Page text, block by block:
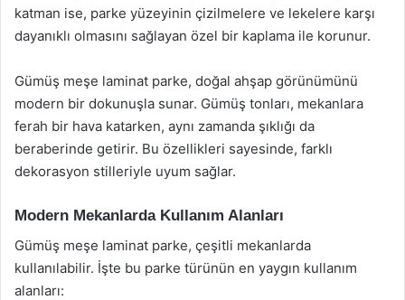
katman ise, parke yüzeyinin çizilmelere ve lekelere karşı
dayanıklı olmasını sağlayan özel bir kaplama ile korunur.
Gümüş meşe laminat parke, doğal ahşap görünümünü
modern bir dokunuşla sunar. Gümüş tonları, mekanlara
ferah bir hava katarken, aynı zamanda şıklığı da
beraberinde getirir. Bu özellikleri sayesinde, farklı
dekorasyon stilleriyle uyum sağlar.
Modern Mekanlarda Kullanım Alanları
Gümüş meşe laminat parke, çeşitli mekanlarda
kullanılabilir. İşte bu parke türünün en yaygın kullanım
alanları: